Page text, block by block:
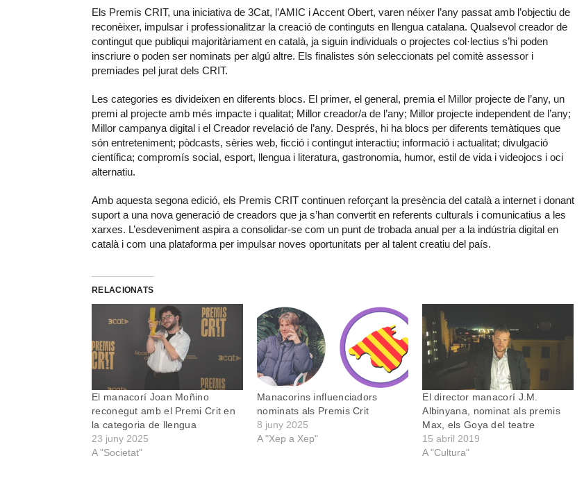
Els Premis CRIT, una iniciativa de 3Cat, l’AMIC i Accent Obert, varen néixer l’any passat amb l’objectiu de
reconèixer, impulsar i professionalitzar la creació de continguts en llengua catalana. Qualsevol creador de
contingut que publiqui majoritàriament en català, ja siguin individuals o projectes col·lectius s’hi poden
inscriure o poden ser nominats per algú altre. Els finalistes són seleccionats pel comitè assessor i
premiades pel jurat dels CRIT.
Les categories es divideixen en diferents blocs. El primer, el general, premia el Millor projecte de l’any, un
premi al projecte amb més impacte i qualitat; Millor creador/a de l’any; Millor projecte independent de l’any;
Millor campanya digital i el Creador revelació de l’any. Després, hi ha blocs per diferents temàtiques que
són entreteniment; pòdcasts, sèries web, ficció i contingut interactiu; informació i actualitat; divulgació
científica; compromís social, esport, llengua i literatura, gastronomia, humor, estil de vida i videojocs i oci
alternatiu.
Amb aquesta segona edició, els Premis CRIT continuen reforçant la presència del català a internet i donant
suport a una nova generació de creadors que ja s’han convertit en referents culturals i comunicatius a les
xarxes. L’esdeveniment aspira a consolidar-se com un punt de trobada anual per a la indústria digital en
català i com una plataforma per impulsar noves oportunitats per al talent creatiu del país.
RELACIONATS
El manacorí Joan Moñino
reconegut amb el Premi Crit en
la categoria de llengua
23 juny 2025
A "Societat"
Manacorins influenciadors
nominats als Premis Crit
8 juny 2025
A "Xep a Xep"
El director manacorí J.M.
Albinyana, nominat als premis
Max, els Goya del teatre
15 abril 2019
A "Cultura"